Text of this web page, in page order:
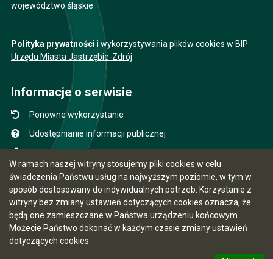
W ramach naszej witryny stosujemy pliki cookies w celu
świadczenia Państwu usług na najwyższym poziomie, w tym w
sposób dostosowany do indywidualnych potrzeb. Korzystanie z
witryny bez zmiany ustawień dotyczących cookies oznacza, że
będą one zamieszczane w Państwa urządzeniu końcowym.
Możecie Państwo dokonać w każdym czasie zmiany ustawień
dotyczących cookies.
województwo śląskie
Polityka prywatności i wykorzystywania plików cookies w BIP
Urzędu Miasta Jastrzębie-Zdrój
Informacje o serwisie
Ponowne wykorzystanie
Udostępnianie informacji publicznej
Instrukcja obsługi
Statystyki oglądalności
Ostatnio dodane
Ostatnia aktualizacja BIP: 07.08.2026 12:31